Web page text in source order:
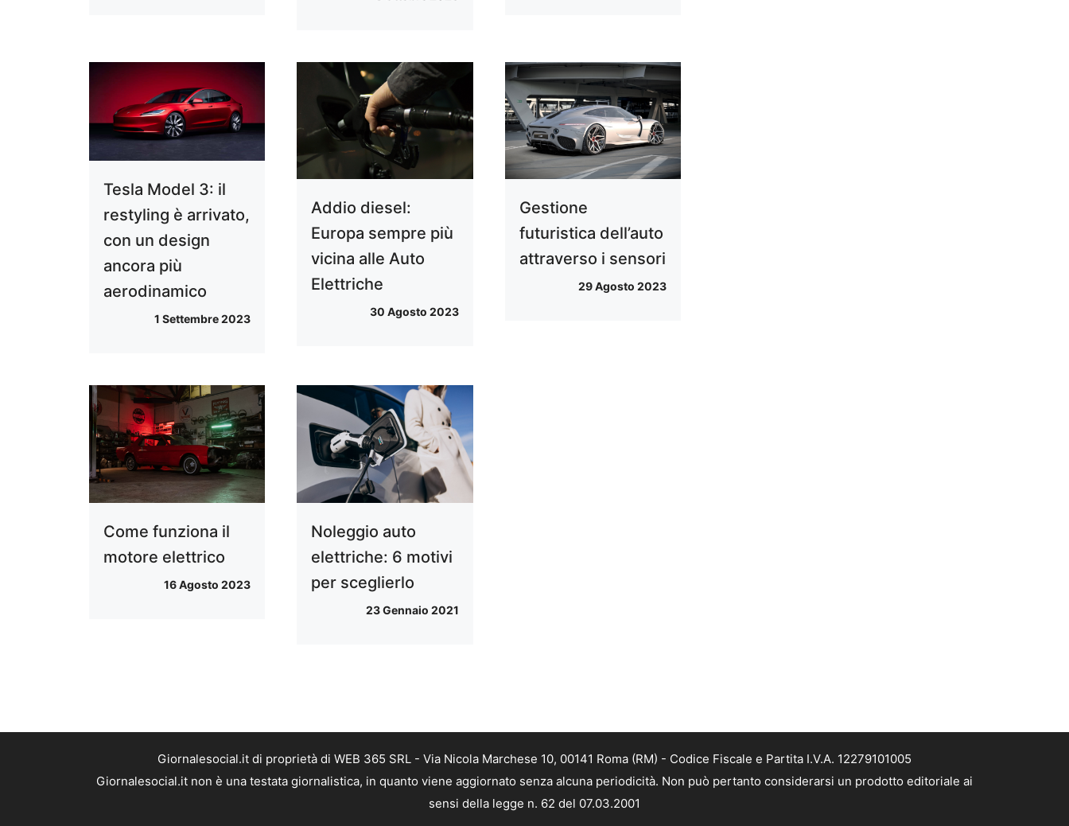
Tesla Model 3: il
restyling è arrivato,
con un design
ancora più
aerodinamico
1 Settembre 2023
Addio diesel:
Europa sempre più
vicina alle Auto
Elettriche
30 Agosto 2023
Gestione
futuristica dell’auto
attraverso i sensori
29 Agosto 2023
Come funziona il
motore elettrico
16 Agosto 2023
Noleggio auto
elettriche: 6 motivi
per sceglierlo
23 Gennaio 2021
Giornalesocial.it di proprietà di WEB 365 SRL - Via Nicola Marchese 10, 00141 Roma (RM) - Codice Fiscale e Partita I.V.A. 12279101005
Giornalesocial.it non è una testata giornalistica, in quanto viene aggiornato senza alcuna periodicità. Non può pertanto considerarsi un prodotto editoriale ai
sensi della legge n. 62 del 07.03.2001